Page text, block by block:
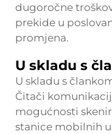
dugoročne
prekide u
promjena.
U skladu s
U skladu s
Čitači
mogućnosti
stanice mobilnih